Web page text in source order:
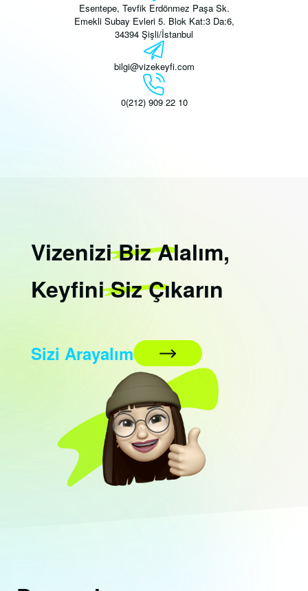
Esentepe, Tevfik Erdönmez Paşa Sk.
Emekli Subay Evleri 5. Blok Kat:3 Da:6,
34394 Şişli/İstanbul
bilgi@vizekeyfi.com
0(212) 909 22 10
VizeniziBizAlalım,
KeyfiniSizÇıkarın
Sizi Arayalım